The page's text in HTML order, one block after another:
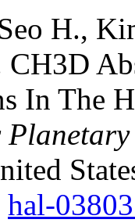
H.,
CH3D
In The
hal-